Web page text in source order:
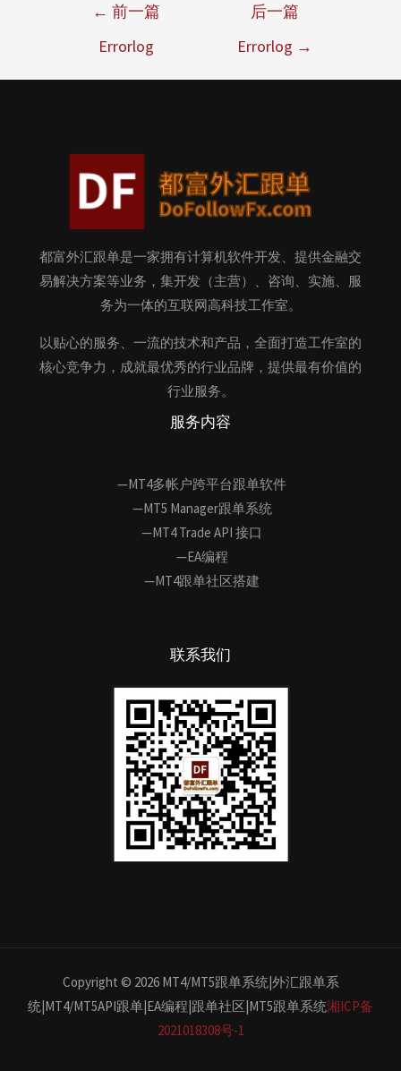
← 前一篇
Errorlog
后一篇
Errorlog →
都富外汇跟单是一家拥有计算机软件开发、提供金融交
易解决方案等业务，集开发（主营）、咨询、实施、服
务为一体的互联网高科技工作室。
以贴心的服务、一流的技术和产品，全面打造工作室的
核心竞争力，成就最优秀的行业品牌，提供最有价值的
行业服务。
服务内容
—MT4多帐户跨平台跟单软件
—MT5 Manager跟单系统
—MT4 Trade API 接口
—EA编程
—MT4跟单社区搭建
联系我们
Copyright © 2026 MT4/MT5跟单系统|外汇跟单系
统|MT4/MT5API跟单|EA编程|跟单社区|MT5跟单系统湘ICP备
2021018308号-1